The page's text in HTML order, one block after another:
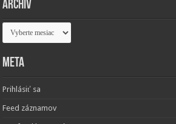
Archív
Archív
Meta
Prihlásiť sa
Feed záznamov